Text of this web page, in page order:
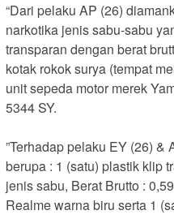
“Dari pelaku AP (26)
narkotika jenis sabu-sabu
transparan dengan berat
kotak rokok surya (tempat
unit sepeda motor merek
5344 SY.
‎”Terhadap pelaku EY (26) &
berupa : 1 (satu) plastik klip
jenis sabu, Berat Brutto :
Realme warna biru serta 1